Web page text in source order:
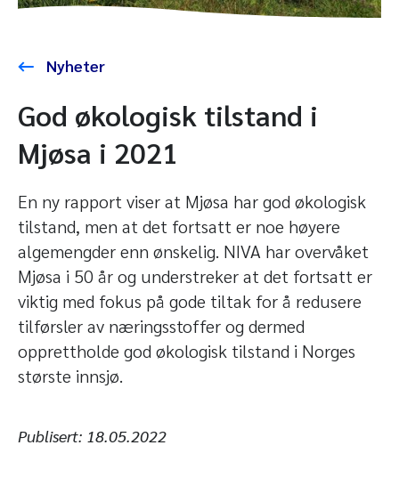
Nyheter
God økologisk tilstand i
Mjøsa i 2021
En ny rapport viser at Mjøsa har god økologisk
tilstand, men at det fortsatt er noe høyere
algemengder enn ønskelig. NIVA har overvåket
Mjøsa i 50 år og understreker at det fortsatt er
viktig med fokus på gode tiltak for å redusere
tilførsler av næringsstoffer og dermed
opprettholde god økologisk tilstand i Norges
største innsjø.
Publisert: 18.05.2022